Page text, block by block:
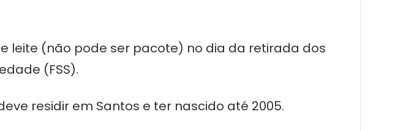
leite (não pode ser pacote) no dia da retirada dos
(FSS).
residir em Santos e ter nascido até 2005.